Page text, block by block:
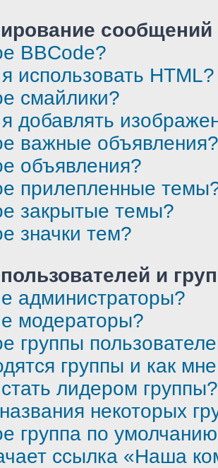
BBCode?
использовать HTML?
смайлики?
добавлять
важные объявления?
объявления?
прилепленные
закрытые темы?
значки тем?
и
администраторы?
модераторы?
группы
группы и как
лидером группы?
некоторых
группа по
ссылка «Наша